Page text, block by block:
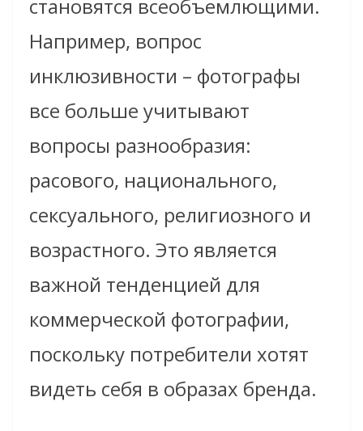
становятся всеобъемлющими.
Например, вопрос
инклюзивности – фотографы
все больше учитывают
вопросы разнообразия:
расового, национального,
сексуального, религиозного и
возрастного. Это является
важной тенденцией для
коммерческой фотографии,
поскольку потребители хотят
видеть себя в образах бренда.